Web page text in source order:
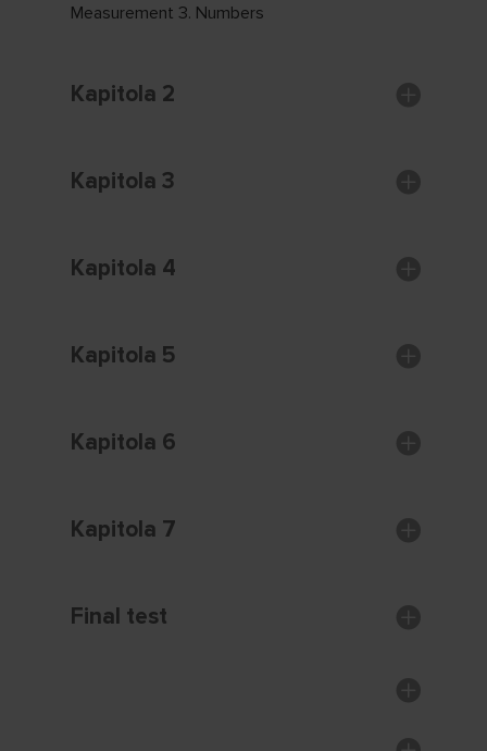
Measurement 3. Numbers
Kapitola 2
Kapitola 3
Kapitola 4
Kapitola 5
Kapitola 6
Kapitola 7
Final test